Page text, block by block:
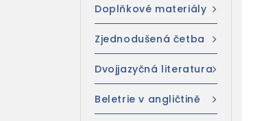
Doplňkové materiály
Zjednodušená četba
Dvojjazyčná literatura
Beletrie v angličtině